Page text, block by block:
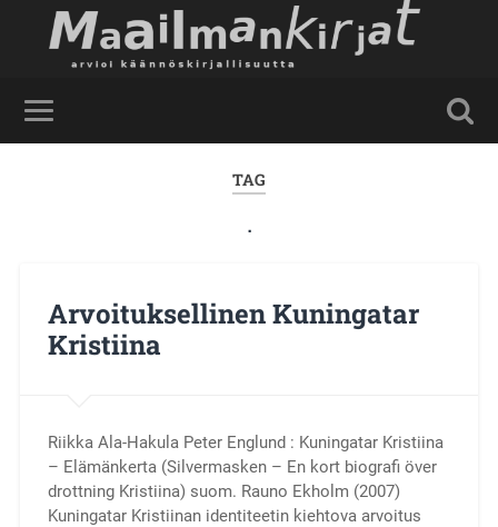
TAG
.
Arvoituksellinen Kuningatar
Kristiina
Riikka Ala-Hakula Peter Englund : Kuningatar Kristiina
– Elämänkerta (Silvermasken – En kort biografi över
drottning Kristiina) suom. Rauno Ekholm (2007)
Kuningatar Kristiinan identiteetin kiehtova arvoitus